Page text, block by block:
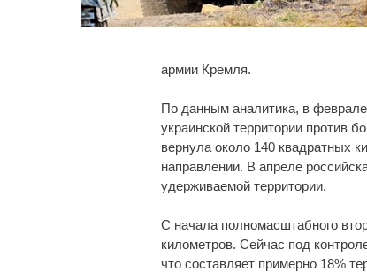
армии Кремля.
По данным аналитика, в феврале
украинской территории против
вернула около 140 квадратных
направлении. В апреле
удерживаемой территории.
С начала полномасштабного
километров. Сейчас под
что составляет примерно 18%